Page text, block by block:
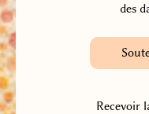
des
Recevoir